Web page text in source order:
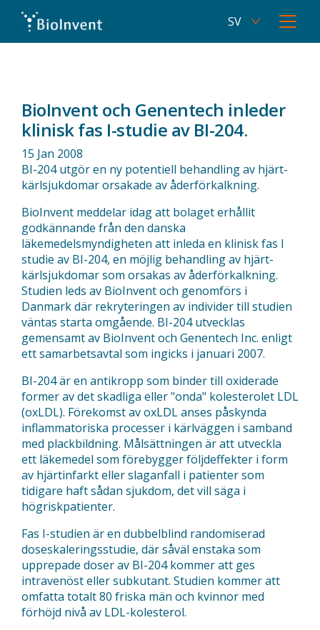
Open
menu
SV
Current
language
switch
language
BioInvent och Genentech inleder
klinisk fas I-studie av BI-204.
15 Jan 2008
BI-204 utgör en ny potentiell behandling av hjärt-
kärlsjukdomar orsakade av åderförkalkning.
BioInvent meddelar idag att bolaget erhållit
godkännande från den danska
läkemedelsmyndigheten att inleda en klinisk fas I
studie av BI-204, en möjlig behandling av hjärt-
kärlsjukdomar som orsakas av åderförkalkning.
Studien leds av BioInvent och genomförs i
Danmark där rekryteringen av individer till studien
väntas starta omgående. BI-204 utvecklas
gemensamt av BioInvent och Genentech Inc. enligt
ett samarbetsavtal som ingicks i januari 2007.
BI-204 är en antikropp som binder till oxiderade
former av det skadliga eller "onda" kolesterolet LDL
(oxLDL). Förekomst av oxLDL anses påskynda
inflammatoriska processer i kärlväggen i samband
med plackbildning. Målsättningen är att utveckla
ett läkemedel som förebygger följdeffekter i form
av hjärtinfarkt eller slaganfall i patienter som
tidigare haft sådan sjukdom, det vill säga i
högriskpatienter.
Fas I-studien är en dubbelblind randomiserad
doseskaleringsstudie, där såväl enstaka som
upprepade doser av BI-204 kommer att ges
intravenöst eller subkutant. Studien kommer att
omfatta totalt 80 friska män och kvinnor med
förhöjd nivå av LDL-kolesterol.